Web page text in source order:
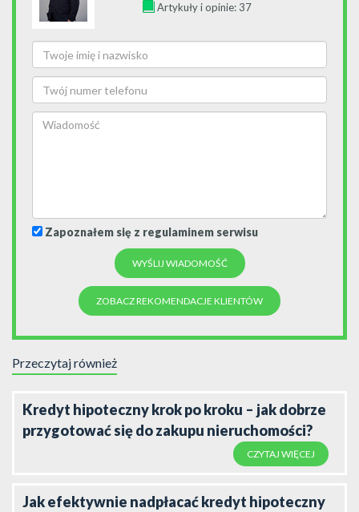
Artykuły i opinie: 37
Zapoznałem się z regulaminem serwisu
ZOBACZ REKOMENDACJE KLIENTÓW
Przeczytaj również
Kredyt hipoteczny krok po kroku – jak dobrze
przygotować się do zakupu nieruchomości?
CZYTAJ WIĘCEJ
Jak efektywnie nadpłacać kredyt hipoteczny